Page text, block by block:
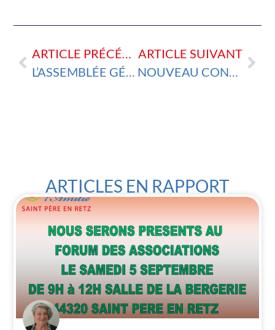
ARTICLE PRÉCÉDENT
L’ASSEMBLÉE GÉNÉRALE 2023
ARTICLE SUIVANT
NOUVEAU CONSEIL D’ADMINISTRATION
ARTICLES EN RAPPORT